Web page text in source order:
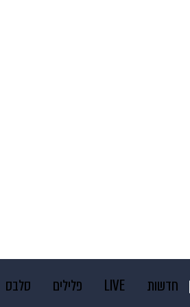
חדשות LIVE פלילים סלבס